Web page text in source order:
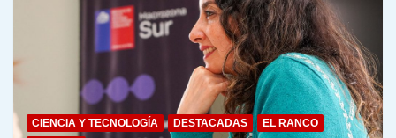
CIENCIA Y TECNOLOGÍA DESTACADAS
EL RANCO